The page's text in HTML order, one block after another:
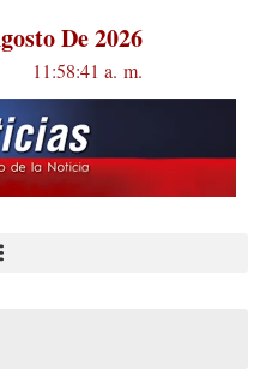
De 2026
11:58:41 a. m.